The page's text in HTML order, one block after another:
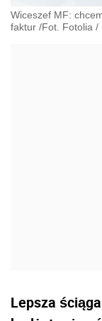
Wiceszef MF:
faktur /Fot. Fotolia /
Lepsza